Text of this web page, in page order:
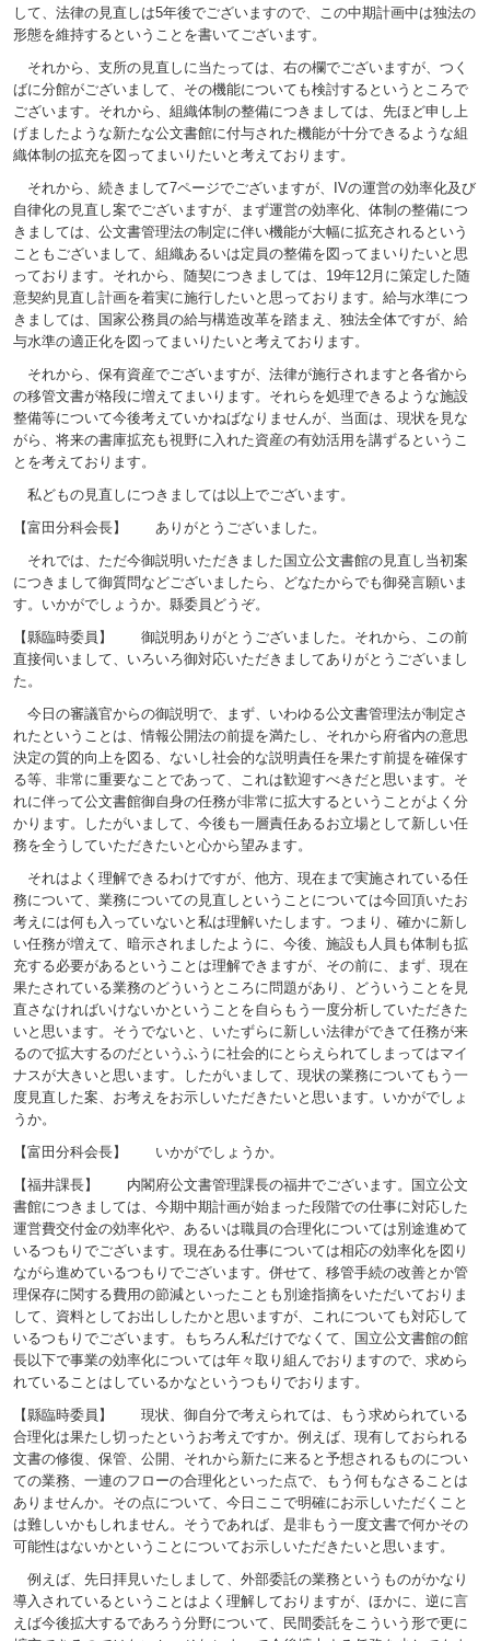
して、法律の見直しは5年後でございますので、この中期計画中は独法の
形態を維持するということを書いてございます。
それから、支所の見直しに当たっては、右の欄でございますが、つく
ばに分館がございまして、その機能についても検討するというところで
ございます。それから、組織体制の整備につきましては、先ほど申し上
げましたような新たな公文書館に付与された機能が十分できるような組
織体制の拡充を図ってまいりたいと考えております。
それから、続きまして7ページでございますが、IVの運営の効率化及び
自律化の見直し案でございますが、まず運営の効率化、体制の整備につ
きましては、公文書管理法の制定に伴い機能が大幅に拡充されるという
こともございまして、組織あるいは定員の整備を図ってまいりたいと思
っております。それから、随契につきましては、19年12月に策定した随
意契約見直し計画を着実に施行したいと思っております。給与水準につ
きましては、国家公務員の給与構造改革を踏まえ、独法全体ですが、給
与水準の適正化を図ってまいりたいと考えております。
それから、保有資産でございますが、法律が施行されますと各省から
の移管文書が格段に増えてまいります。それらを処理できるような施設
整備等について今後考えていかねばなりませんが、当面は、現状を見な
がら、将来の書庫拡充も視野に入れた資産の有効活用を講ずるというこ
とを考えております。
私どもの見直しにつきましては以上でございます。
【富田分科会長】 ありがとうございました。
それでは、ただ今御説明いただきました国立公文書館の見直し当初案
につきまして御質問などございましたら、どなたからでも御発言願いま
す。いかがでしょうか。縣委員どうぞ。
【縣臨時委員】 御説明ありがとうございました。それから、この前
直接伺いまして、いろいろ御対応いただきましてありがとうございまし
た。
今日の審議官からの御説明で、まず、いわゆる公文書管理法が制定さ
れたということは、情報公開法の前提を満たし、それから府省内の意思
決定の質的向上を図る、ないし社会的な説明責任を果たす前提を確保す
る等、非常に重要なことであって、これは歓迎すべきだと思います。そ
れに伴って公文書館御自身の任務が非常に拡大するということがよく分
かります。したがいまして、今後も一層責任あるお立場として新しい任
務を全うしていただきたいと心から望みます。
それはよく理解できるわけですが、他方、現在まで実施されている任
務について、業務についての見直しということについては今回頂いたお
考えには何も入っていないと私は理解いたします。つまり、確かに新し
い任務が増えて、暗示されましたように、今後、施設も人員も体制も拡
充する必要があるということは理解できますが、その前に、まず、現在
果たされている業務のどういうところに問題があり、どういうことを見
直さなければいけないかということを自らもう一度分析していただきた
いと思います。そうでないと、いたずらに新しい法律ができて任務が来
るので拡大するのだというふうに社会的にとらえられてしまってはマイ
ナスが大きいと思います。したがいまして、現状の業務についてもう一
度見直した案、お考えをお示しいただきたいと思います。いかがでしょ
うか。
【富田分科会長】 いかがでしょうか。
【福井課長】 内閣府公文書管理課長の福井でございます。国立公文
書館につきましては、今期中期計画が始まった段階での仕事に対応した
運営費交付金の効率化や、あるいは職員の合理化については別途進めて
いるつもりでございます。現在ある仕事については相応の効率化を図り
ながら進めているつもりでございます。併せて、移管手続の改善とか管
理保存に関する費用の節減といったことも別途指摘をいただいておりま
して、資料としてお出ししたかと思いますが、これについても対応して
いるつもりでございます。もちろん私だけでなくて、国立公文書館の館
長以下で事業の効率化については年々取り組んでおりますので、求めら
れていることはしているかなというつもりでおります。
【縣臨時委員】 現状、御自分で考えられては、もう求められている
合理化は果たし切ったというお考えですか。例えば、現有しておられる
文書の修復、保管、公開、それから新たに来ると予想されるものについ
ての業務、一連のフローの合理化といった点で、もう何もなさることは
ありませんか。その点について、今日ここで明確にお示しいただくこと
は難しいかもしれません。そうであれば、是非もう一度文書で何かその
可能性はないかということについてお示しいただきたいと思います。
例えば、先日拝見いたしまして、外部委託の業務というものがかなり
導入されているということはよく理解しておりますが、ほかに、逆に言
えば今後拡大するであろう分野について、民間委託をこういう形で更に